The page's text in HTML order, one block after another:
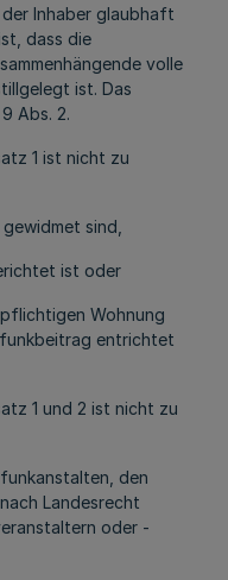
Inhaber glaubhaft
dass die
volle
ist. Das
Abs. 2.
1 ist nicht zu
sind,
ist oder
Wohnung
entrichtet
1 und 2 ist nicht zu
den
Landesrecht
oder -